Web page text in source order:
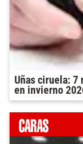
Uñas ciruela: 7
en invierno